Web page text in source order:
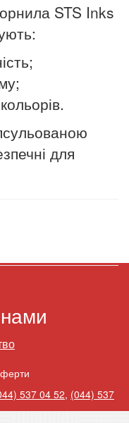
STS Inks
для
537 04 52, (044) 537